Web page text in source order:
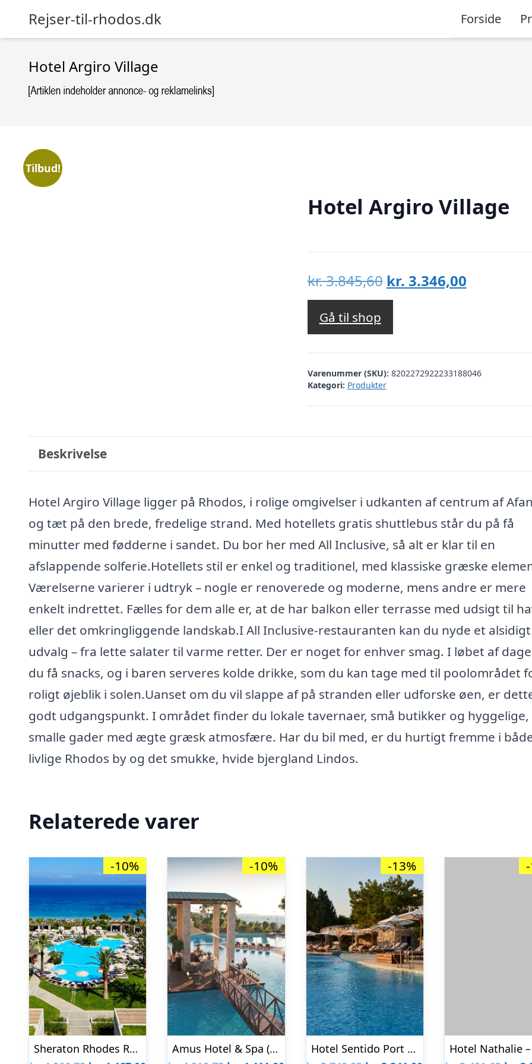
Rejser-til-rhodos.dk Forside
Hotel Argiro Village
Tilbud!
Hotel Argiro Village
kr.3.845,60 Den
oprindelige
var:
kr. 3.845,60.
kr. 3.346,00Den
kr.
Gå til shop
Varenummer (SKU): 8202272922233188046
Kategori: Produkter
Beskrivelse
Hotel Argiro Village ligger på Rhodos, i rolige omgivelser i udkanten af centrum af
og tæt på den brede, fredelige strand. Med hotellets gratis shuttlebus står du på få
minutter med fødderne i sandet. Du bor her med All Inclusive, så alt er klar til en
afslappende solferie.Hotellets stil er enkel og traditionel, med klassiske græske
Værelserne varierer i udtryk – nogle er renoverede og moderne, mens andre er mere
enkelt indrettet. Fælles for dem alle er, at de har balkon eller terrasse med udsigt til
eller det omkringliggende landskab.I All Inclusive-restauranten kan du nyde et alsidigt
udvalg – fra lette salater til varme retter. Der er noget for enhver smag. I løbet af
du få snacks, og i baren serveres kolde drikke, som du kan tage med til poolområdet
roligt øjeblik i solen.Uanset om du vil slappe af på stranden eller udforske øen, er
godt udgangspunkt. I området finder du lokale tavernaer, små butikker og hyggelige,
smalle gader med ægte græsk atmosfære. Har du bil med, er du hurtigt fremme i
livlige Rhodos by og det smukke, hvide bjergland Lindos.
Relaterede varer
-10%
Sheraton Rhodes Resort Hotel
-10%
Amus Hotel & Spa (Tidligere Rhodes Bay Hotel)
-13%
Hotel Sentido Port Royal Villas & Spa – Voksenhotel 16+